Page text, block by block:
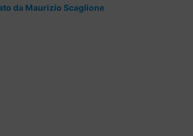
da Maurizio Scaglione